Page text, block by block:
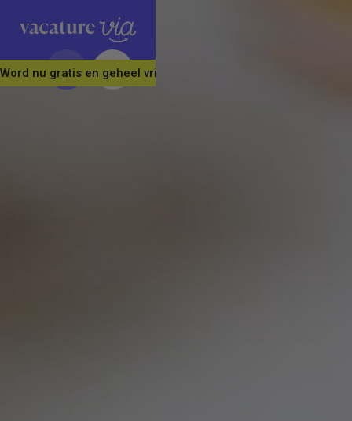
Word nu gratis en geheel vrijblijvend lid van ons Vacature Via